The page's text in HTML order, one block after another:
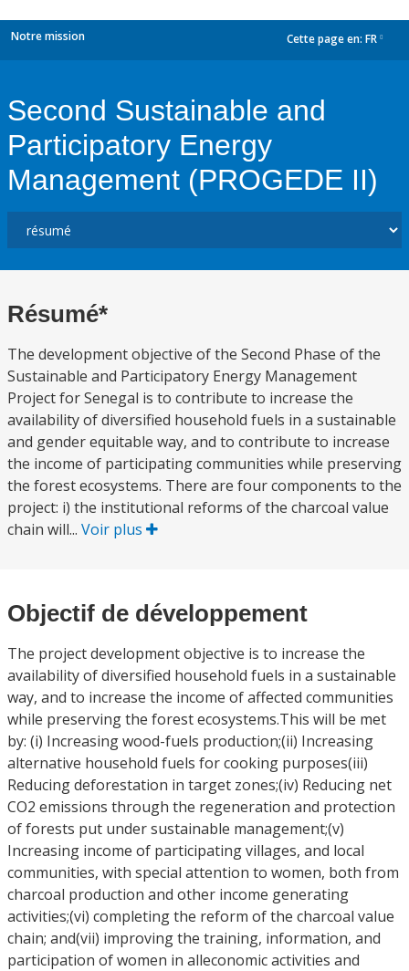
Notre mission Cette page en: FR
Second Sustainable and
Participatory Energy
Management (PROGEDE II)
Résumé*
The development objective of the Second Phase of the
Sustainable and Participatory Energy Management
Project for Senegal is to contribute to increase the
availability of diversified household fuels in a sustainable
and gender equitable way, and to contribute to increase
the income of participating communities while preserving
the forest ecosystems. There are four components to the
project: i) the institutional reforms of the charcoal value
chain will... Voir plus
Objectif de développement
The project development objective is to increase the
availability of diversified household fuels in a sustainable
way, and to increase the income of affected communities
while preserving the forest ecosystems.This will be met
by: (i) Increasing wood-fuels production;(ii) Increasing
alternative household fuels for cooking purposes(iii)
Reducing deforestation in target zones;(iv) Reducing net
CO2 emissions through the regeneration and protection
of forests put under sustainable management;(v)
Increasing income of participating villages, and local
communities, with special attention to women, both from
charcoal production and other income generating
activities;(vi) completing the reform of the charcoal value
chain; and(vii) improving the training, information, and
participation of women in alleconomic activities and